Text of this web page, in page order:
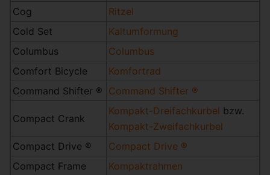
Cog
Ritzel
Cold Set
Kaltumformung
Columbus
Columbus
Comfort Bicycle
Komfortrad
Command Shifter ® Command Shifter ®
Compact Crank
Kompakt-Dreifachkurbel bzw.
Kompakt-Zweifachkurbel
Compact Drive ®
Compact Drive ®
Compact Frame
Kompaktrahmen